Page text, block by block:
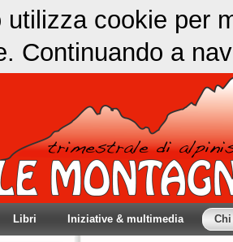
utilizza cookie per
Continuando a
Libri Iniziative & multimedia